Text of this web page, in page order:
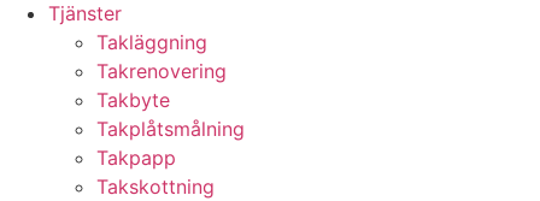
Tjänster
Takläggning
Takrenovering
Takbyte
Takplåtsmålning
Takpapp
Takskottning